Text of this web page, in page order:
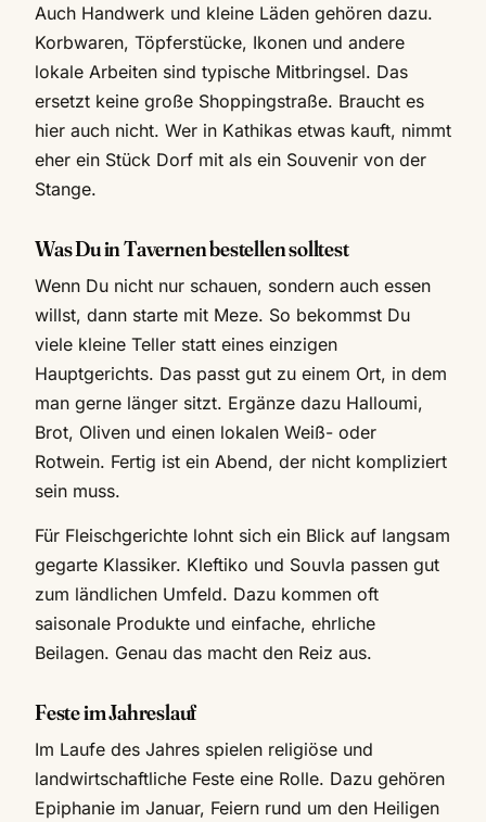
Auch Handwerk und kleine Läden gehören dazu.
Korbwaren, Töpferstücke, Ikonen und andere
lokale Arbeiten sind typische Mitbringsel. Das
ersetzt keine große Shoppingstraße. Braucht es
hier auch nicht. Wer in Kathikas etwas kauft, nimmt
eher ein Stück Dorf mit als ein Souvenir von der
Stange.
Was Du in Tavernen bestellen solltest
Wenn Du nicht nur schauen, sondern auch essen
willst, dann starte mit Meze. So bekommst Du
viele kleine Teller statt eines einzigen
Hauptgerichts. Das passt gut zu einem Ort, in dem
man gerne länger sitzt. Ergänze dazu Halloumi,
Brot, Oliven und einen lokalen Weiß- oder
Rotwein. Fertig ist ein Abend, der nicht kompliziert
sein muss.
Für Fleischgerichte lohnt sich ein Blick auf langsam
gegarte Klassiker. Kleftiko und Souvla passen gut
zum ländlichen Umfeld. Dazu kommen oft
saisonale Produkte und einfache, ehrliche
Beilagen. Genau das macht den Reiz aus.
Feste im Jahreslauf
Im Laufe des Jahres spielen religiöse und
landwirtschaftliche Feste eine Rolle. Dazu gehören
Epiphanie im Januar, Feiern rund um den Heiligen